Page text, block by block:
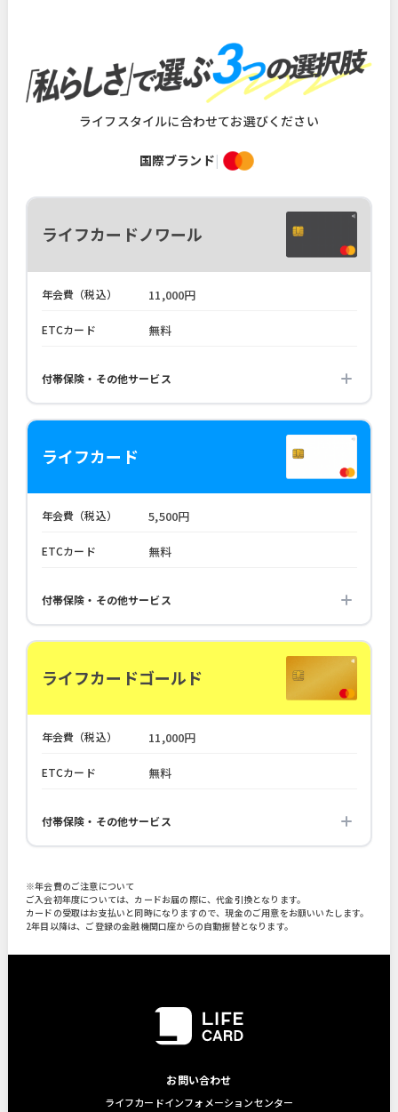
ライフスタイルに合わせてお選びください
国際ブランド|
ライフカードノワール
年会費（税込） 11,000円
ETCカード 無料
付帯保険・その他サービス
ライフカード
年会費（税込） 5,500円
ETCカード 無料
付帯保険・その他サービス
ライフカードゴールド
年会費（税込） 11,000円
ETCカード 無料
付帯保険・その他サービス
※年会費のご注意について
ご入会初年度については、カードお届の際に、代金引換となります。
カードの受取はお支払いと同時になりますので、現金のご用意をお願いいたします。
2年目以降は、ご登録の金融機関口座からの自動振替となります。
お問い合わせ
ライフカードインフォメーションセンター